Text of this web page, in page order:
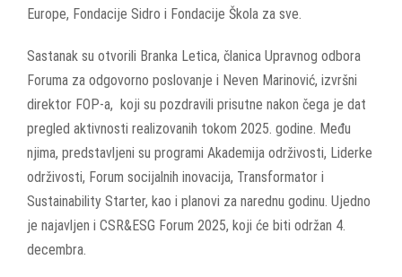
Europe, Fondacije Sidro i Fondacije Škola za sve.
Sastanak su otvorili Branka Letica, članica Upravnog odbora
Foruma za odgovorno poslovanje i Neven Marinović, izvršni
direktor FOP-a, koji su pozdravili prisutne nakon čega je dat
pregled aktivnosti realizovanih tokom 2025. godine. Među
njima, predstavljeni su programi Akademija održivosti, Liderke
održivosti, Forum socijalnih inovacija, Transformator i
Sustainability Starter, kao i planovi za narednu godinu. Ujedno
je najavljen i CSR&ESG Forum 2025, koji će biti održan 4.
decembra.